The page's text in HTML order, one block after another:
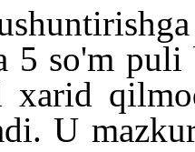
5 so'm puli
xarid
U